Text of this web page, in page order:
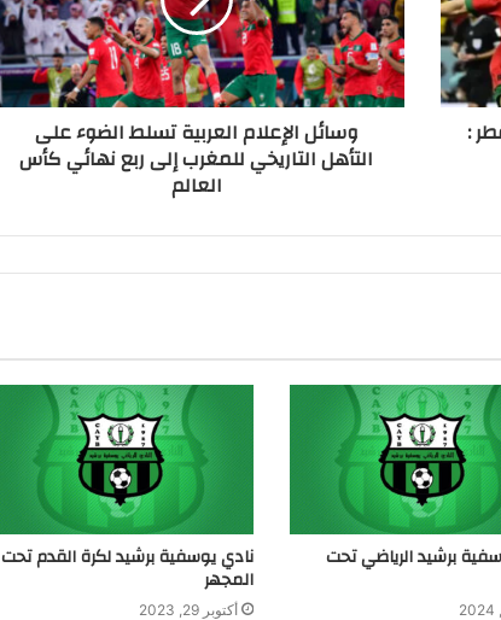
: وسائل الإعلام العربية تسلط الضوء على
التأهل التاريخي للمغرب إلى ربع نهائي كأس
العالم
برشيد الرياضي تحت نادي يوسفية برشيد لكرة القدم تحت
المجهر
أكتوبر 29, 2023